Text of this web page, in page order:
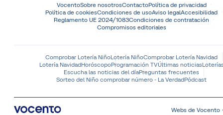
VocentoSobre nosotrosContactoPolítica de privacidad
Política de cookiesCondiciones de usoAviso legalAccesibilidad
Reglamento UE 2024/1083Condiciones de contratación
Compromisos editoriales
Comprobar Lotería NiñoLotería NiñoComprobar Lotería Navidad
Lotería NavidadHoróscopoProgramación TVÚltimas noticias
Escucha las noticias del díaPreguntas frecuentes
Sorteo del Niño comprobar número - La VerdadPódcast
Webs de Vocento